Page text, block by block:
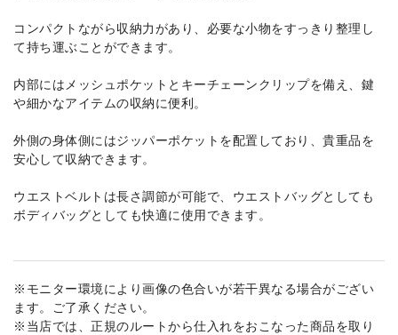
コンパクトながら収納力があり、必要な小物をすっきり整理し
て持ち運ぶことができます。
内部にはメッシュポケットとキーチェーンクリップを備え、鍵
や細かなアイテムの収納に便利。
外側の身体側にはジッパーポケットを配置しており、貴重品を
安心して収納できます。
ウエストベルトは長さ調節が可能で、ウエストバッグとしても
ボディバッグとしても快適に使用できます。
※モニター環境により画像の色合いが若干異なる場合がござい
ます。ご了承ください。
※当店では、正規のルートから仕入れをおこなった商品を取り